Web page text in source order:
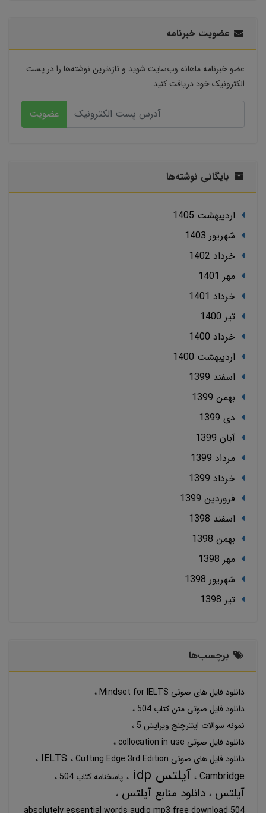
عضویت خبرنامه
عضو خبرنامه ماهانه وب‌سایت شوید و تازه‌ترین نوشته‌ها را در پست
الکترونیک خود دریافت کنید.
عضویت
بایگانی نوشته‌ها
ارديبهشت 1405
شهریور 1403
خرداد 1402
مهر 1401
خرداد 1401
تير 1400
خرداد 1400
ارديبهشت 1400
اسفند 1399
بهمن 1399
دی 1399
آبان 1399
مرداد 1399
خرداد 1399
فروردین 1399
اسفند 1398
بهمن 1398
مهر 1398
شهریور 1398
تير 1398
برچسب‌ها
دانلود فایل های صوتی Mindset for IELTS
دانلود فایل صوتی متن کتاب 504
نمونه سوالات اینترچنج ویرایش 5
دانلود فایل صوتی collocation in use
دانلود فایل های صوتی Cutting Edge 3rd Edition
IELTS
Cambridge آیلتس idp پاسخنامه کتاب 504
آیلتس دانلود منابع آیلتس